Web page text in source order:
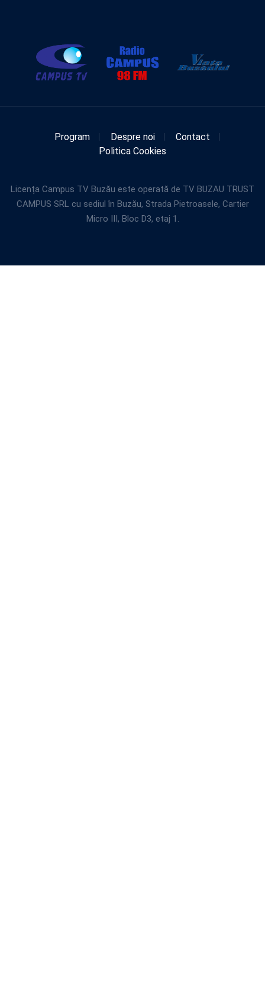
Program Despre noi
Contact
Politica Cookies
Licența Campus TV Buzău este operată de TV BUZAU TRUST
CAMPUS SRL cu sediul în Buzău, Strada Pietroasele, Cartier
Micro III, Bloc D3, etaj 1.